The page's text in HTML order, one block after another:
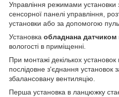
Управління режимами установки
сенсорної панелі управління,
установки або за допомогою
Установка обладнана датчиком
вологості в приміщенні.
При монтажі декількох
послідовне з'єднання установок
збалансовану вентиляцію.
Перша установка в ланцюжку